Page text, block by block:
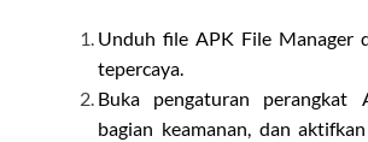
Unduh file APK File Manager
tepercaya.
Buka pengaturan perangkat
bagian keamanan, dan